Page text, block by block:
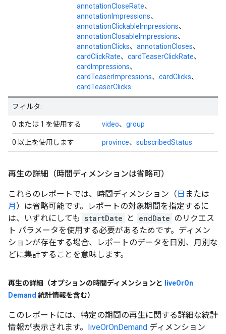
annotationCloseRate、
annotationImpressions、
annotationClickableImpressions、
annotationClosableImpressions、
annotationClicks、 annotationCloses、
cardClickRate、 cardTeaserClickRate、
cardImpressions、
cardTeaserImpressions、 cardClicks、
cardTeaserClicks
フィルタ:
0 または 1 を使用する video、 group
0 以上を使用します province、 subscribedStatus
再生の詳細（時間ディメンションは省略可）
これらのレポートでは、時間ディメンション（日 または
月）は省略可能です。レポートの対象期間を指定するに
は、いずれにしても startDate と endDate のリクエス
ト パラメータを使用する必要があるためです。ディメン
ションが存在する場合、レポートのデータを日別、月別な
どに集計することを意味します。
再生の詳細（オプションの時間ディメンションと liveOrOn
Demand 統計情報を含む）
このレポートには、特定の期間の再生に関する詳細な統計
情報が表示されます。 liveOrOnDemand ディメンション